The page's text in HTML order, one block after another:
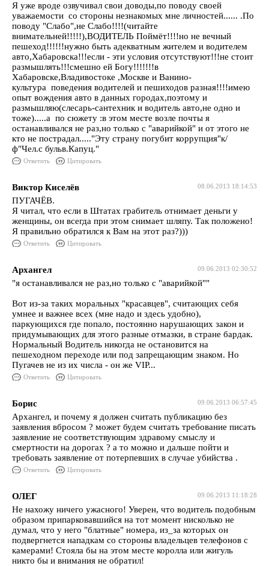
Я уже вроде озвучивал свои доводы,по поводу своей
уважаемости со стороны незнакомых мне личностей...... .По
поводу "Слабо",не Слабо!!!!(читайте
внимательней!!!!!),ВОДИТЕЛЬ Поймёт!!!!но не вечный
пешеход!!!!!!нужно быть адекватным жителем и водителем
авто,Хабаровска!!!если - эти условия отсутствуют!!!не стоит
размышлять!!!смешно ей Богу!!!!!!!в
Хабаровске,Владивостоке ,Москве и Ванино-
культура поведения водителей и пешиходов разная!!!!имею
опыт вождения авто в данных городах,поэтому и
размышляю(слесарь-сантехник и водитель авто,не одно и
тоже).....а по сюжету :в этом месте возле почты я
останавливался не раз,но только с "аварийкой" и от этого не
кто не пострадал....."Эту страну погубит коррупция"к/
ф"Чел.с бульв.Капуц."
Ответить Цитировать
08.06.2013 18:14:53
Виктор Киселёв
ПУГАЧЁВ.
Я читал, что если в Штатах грабитель отнимает деньги у
женщины, он всегда при этом снимает шляпу. Так положено!
Я правильно обратился к Вам на этот раз?)))
Ответить Цитировать
09.06.2013 02:30:52
Архангел
"я останавливался не раз,но только с "аварийкой""
Вот из-за таких моральных "красавцев", считающих себя
умнее и важнее всех (мне надо и здесь удобно),
паркующихся где попало, постоянно нарушающих закон и
придумывающих для этого разные отмазки, в стране бардак.
Нормальный Водитель никогда не остановится на
пешеходном переходе или под запрещающим знаком. Но
Пугачев не из их числа - он же VIP...
Ответить Цитировать
09.06.2013 06:57:45
Борис
Архангел, и почему я должен считать публикацию без
заявления вбросом ? может будем считать требование писать
заявление не соответствующим здравому смыслу и
смертности на дорогах ? а то можно и дальше пойти и
требовать заявление от потерпевших в случае убийства .
Ответить Цитировать
09.06.2013 11:18:28
ОЛЕГ
Не нахожу ничего ужасного! Уверен, что водитель подобным
образом припарковавшийся на тот момент нисколько не
думал, что у него "блатные" номера, из_за которых он
подвергнется нападкам со стороны владельцев телефонов с
камерами! Стояла бы на этом месте королла или жигуль
никто бы и внимания не обратил!